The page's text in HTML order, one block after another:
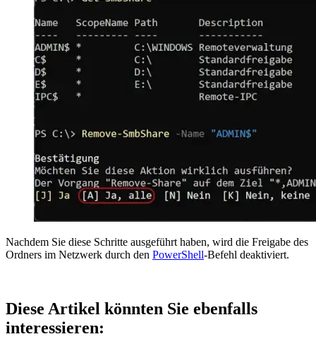
Nachdem Sie diese Schritte ausgeführt haben, wird die Freigabe des
Ordners im Netzwerk durch den PowerShell-Befehl deaktiviert.
Diese Artikel könnten Sie ebenfalls
interessieren: